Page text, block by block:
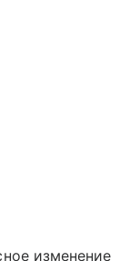
изменение